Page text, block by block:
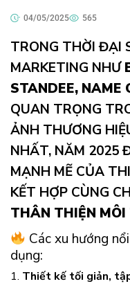
04/05/2025 565
TRONG THỜI ĐẠI
MARKETING NHƯ
STANDEE, NAME
QUAN TRỌNG
ẢNH THƯƠNG
NHẤT, NĂM 2025
MẠNH MẼ CỦA
KẾT HỢP CÙNG
THÂN THIỆN MÔI
Các xu hướng
dụng:
1. Thiết kế tối giản,